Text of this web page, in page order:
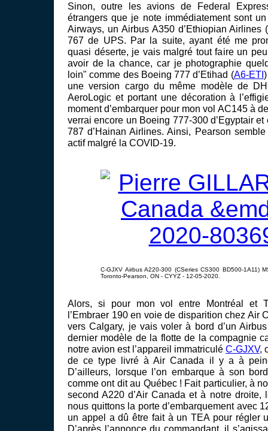
Sinon, outre les avions de Federal
étrangers que je note immédiatement sont
Airways, un Airbus A350 d’Ethiopian Airlines (
767 de UPS. Par la suite, ayant été me
quasi déserte, je vais malgré tout faire un
avoir de la chance, car je photographie
loin" comme des Boeing 777 d’Etihad (A6-ETI
une version cargo du même modèle de
AeroLogic et portant une décoration à
moment d’embarquer pour mon vol AC145 à
verrai encore un Boeing 777-300 d’Egyptair
787 d’Hainan Airlines. Ainsi, Pearson
actif malgré la COVID-19.
C-GJXV Airbus A220-300 (CSeries CS300 BD500-1A11)
Toronto-Pearson, ON - CYYZ - 12-05-2020.
Alors, si pour mon vol entre Montréal et
l’Embraer 190 en voie de disparition chez Air
vers Calgary, je vais voler à bord d’un
dernier modèle de la flotte de la compagnie
notre avion est l’appareil immatriculé C-GJXV,
de ce type livré à Air Canada il y a à
D’ailleurs, lorsque l’on embarque à son
comme ont dit au Québec ! Fait particulier, à
second A220 d’Air Canada et à notre droite,
nous quittons la porte d’embarquement avec
un appel a dû être fait à un TEA pour régler